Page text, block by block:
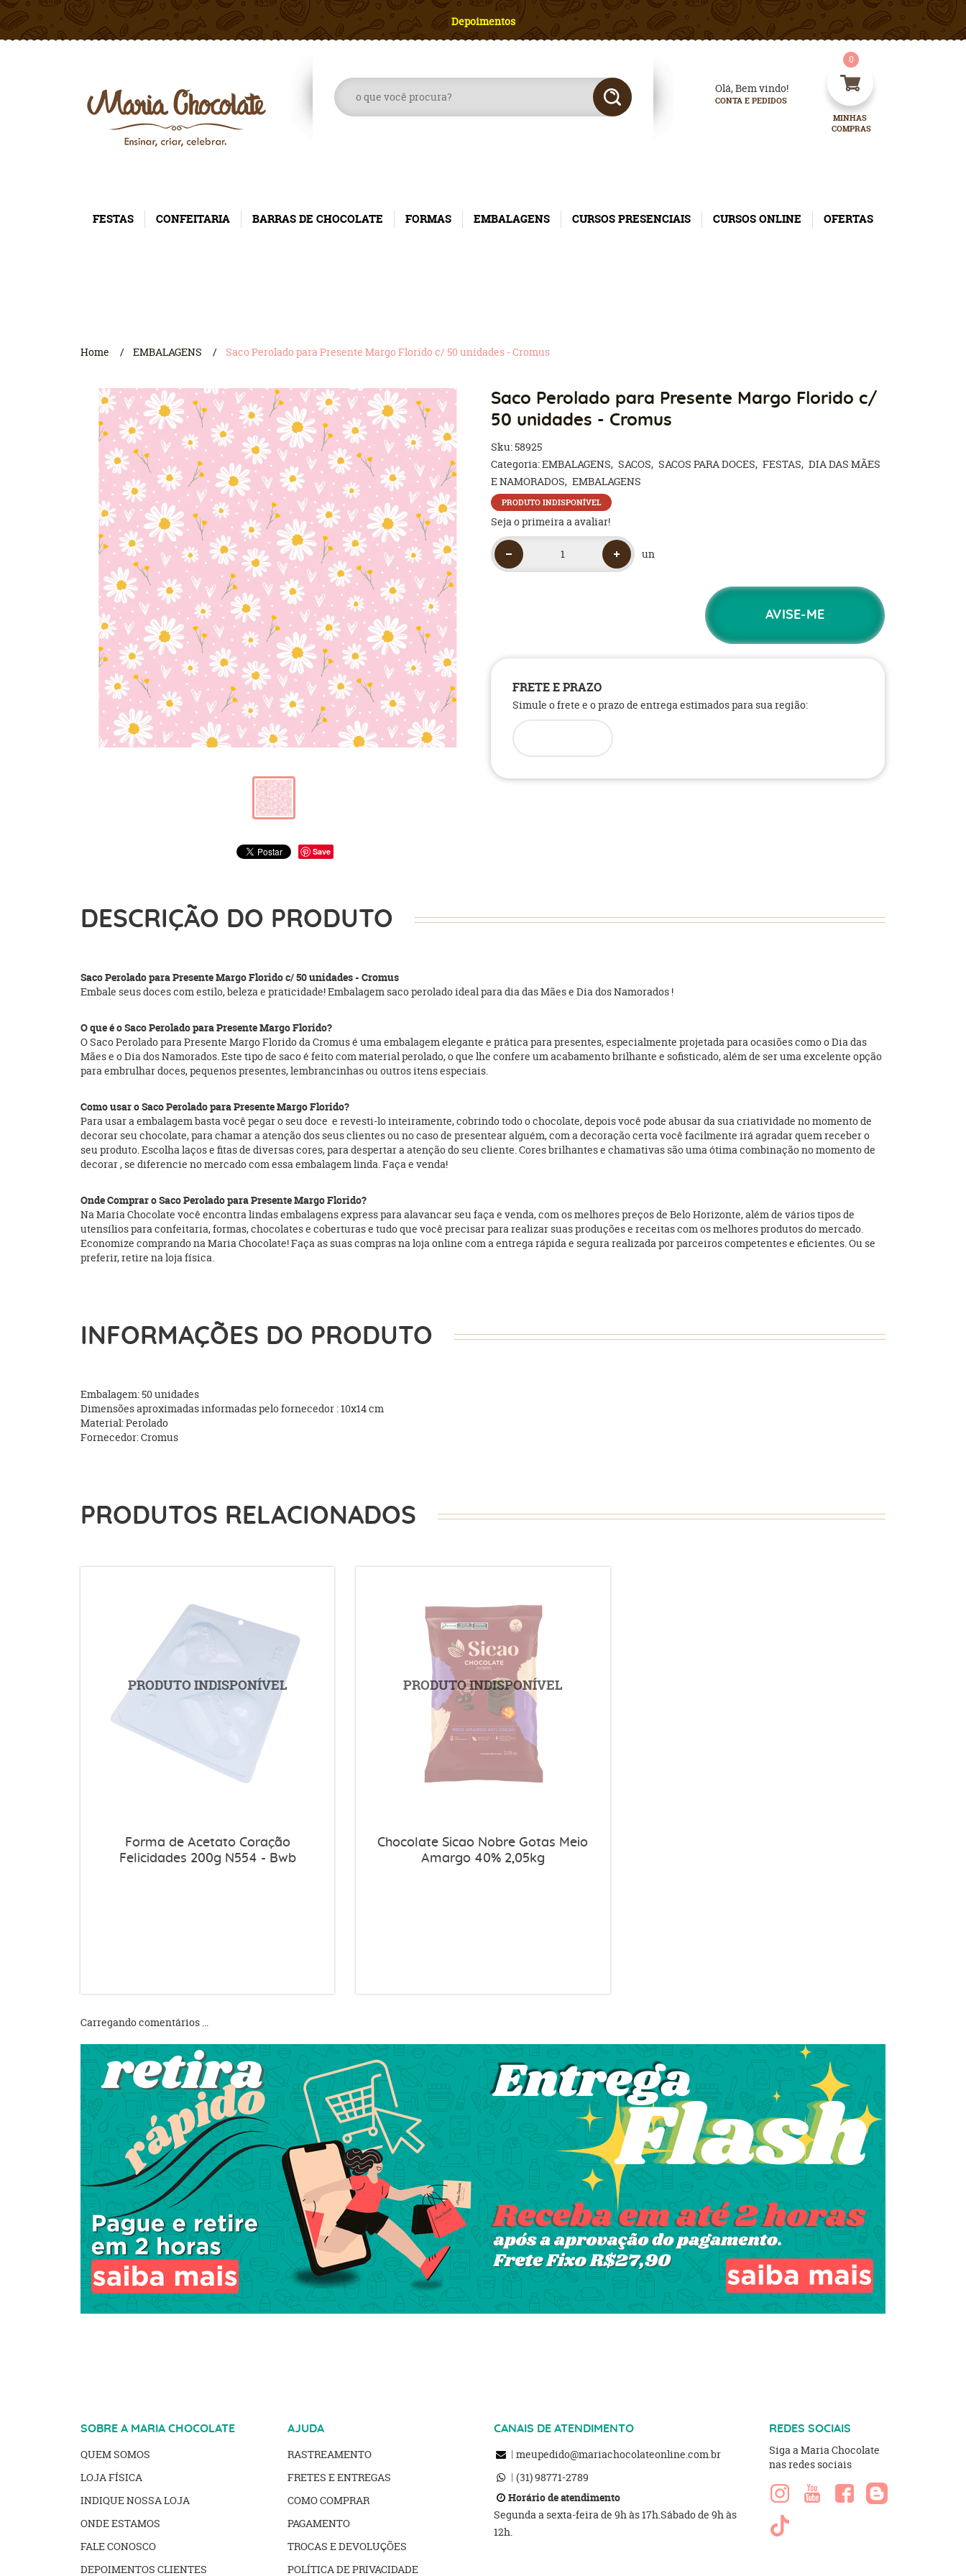
Depoimentos
Olá, Bem vindo!
CONTA E PEDIDOS
MINHAS
COMPRAS
0
FESTAS CONFEITARIA BARRAS DE CHOCOLATE FORMAS EMBALAGENS CURSOS PRESENCIAIS CURSOS ONLINE OFERTAS
Home EMBALAGENS Saco Perolado para Presente Margo Florido c/ 50 unidades - Cromus
Save
Saco Perolado para Presente Margo Florido c/
50 unidades - Cromus
Sku:58925
Categoria:EMBALAGENS SACOS SACOS PARA DOCES FESTAS DIA DAS MÃES
E NAMORADOS EMBALAGENS
PRODUTO INDISPONÍVEL
Seja o primeira a avaliar!
un
AVISE-ME
FRETE E PRAZO
Simule o frete e o prazo de entrega estimados para sua região:
DESCRIÇÃO DO PRODUTO
Saco Perolado para Presente Margo Florido c/ 50 unidades - Cromus
Embale seus doces com estilo, beleza e praticidade! Embalagem saco perolado ideal para dia das Mães e Dia dos Namorados !
O que é o Saco Perolado para Presente Margo Florido?
O Saco Perolado para Presente Margo Florido da Cromus é uma embalagem elegante e prática para presentes, especialmente projetada para ocasiões como o Dia das
Mães e o Dia dos Namorados. Este tipo de saco é feito com material perolado, o que lhe confere um acabamento brilhante e sofisticado, além de ser uma excelente opção
para embrulhar doces, pequenos presentes, lembrancinhas ou outros itens especiais.
Como usar o Saco Perolado para Presente Margo Florido?
Para usar a embalagem basta você pegar o seu doce e revesti-lo inteiramente, cobrindo todo o chocolate, depois você pode abusar da sua criatividade no momento de
decorar seu chocolate, para chamar a atenção dos seus clientes ou no caso de presentear alguém, com a decoração certa você facilmente irá agradar quem receber o
seu produto. Escolha laços e fitas de diversas cores, para despertar a atenção do seu cliente. Cores brilhantes e chamativas são uma ótima combinação no momento de
decorar , se diferencie no mercado com essa embalagem linda. Faça e venda!
Onde Comprar o Saco Perolado para Presente Margo Florido?
Na Maria Chocolate você encontra lindas embalagens express para alavancar seu faça e venda, com os melhores preços de Belo Horizonte, além de vários tipos de
utensílios para confeitaria, formas, chocolates e coberturas e tudo que você precisar para realizar suas produções e receitas com os melhores produtos do mercado.
Economize comprando na Maria Chocolate! Faça as suas compras na loja online com a entrega rápida e segura realizada por parceiros competentes e eficientes. Ou se
preferir, retire na loja física.
INFORMAÇÕES DO PRODUTO
Embalagem: 50 unidades
Dimensões aproximadas informadas pelo fornecedor : 10x14 cm
Material: Perolado
Fornecedor: Cromus
PRODUTOS RELACIONADOS
Forma de Acetato Coração
Felicidades 200g N554 - Bwb
Chocolate Sicao Nobre Gotas Meio
Amargo 40% 2,05kg
Carregando comentários ...
SOBRE A MARIA CHOCOLATE
QUEM SOMOS
LOJA FÍSICA
INDIQUE NOSSA LOJA
ONDE ESTAMOS
FALE CONOSCO
DEPOIMENTOS CLIENTES
AJUDA
RASTREAMENTO
FRETES E ENTREGAS
COMO COMPRAR
PAGAMENTO
TROCAS E DEVOLUÇÕES
POLÍTICA DE PRIVACIDADE
CANAIS DE ATENDIMENTO
meupedido@mariachocolateonline.com.br
(31)98771-2789
Horário de atendimento
Segunda a sexta-feira de 9h às 17h.Sábado de 9h às
12h.
REDES SOCIAIS
Siga a Maria Chocolate
nas redes sociais